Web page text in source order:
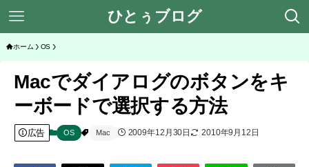
ひとぅブログ
ホーム OS
Macでダイアログのボタンをキ
ーボードで選択する方法
広告 OS Mac 2009年12月30日 2010年9月12日